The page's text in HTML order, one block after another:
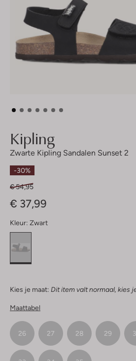
Kipling
Zwarte Kipling Sandalen Sunset 2
-30%
€ 54,95
€ 37,99
Kleur: Zwart
Kies je maat: Dit item valt normaal, kies
Maattabel
26 27 28 29